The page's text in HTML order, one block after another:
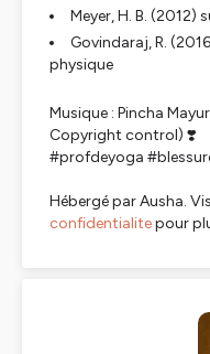
Meyer, H. B. (2012)
Govindaraj, R.
physique
Musique : Pincha
Copyright control) ❣️
#profdeyoga
Hébergé par Ausha.
confidentialitepour